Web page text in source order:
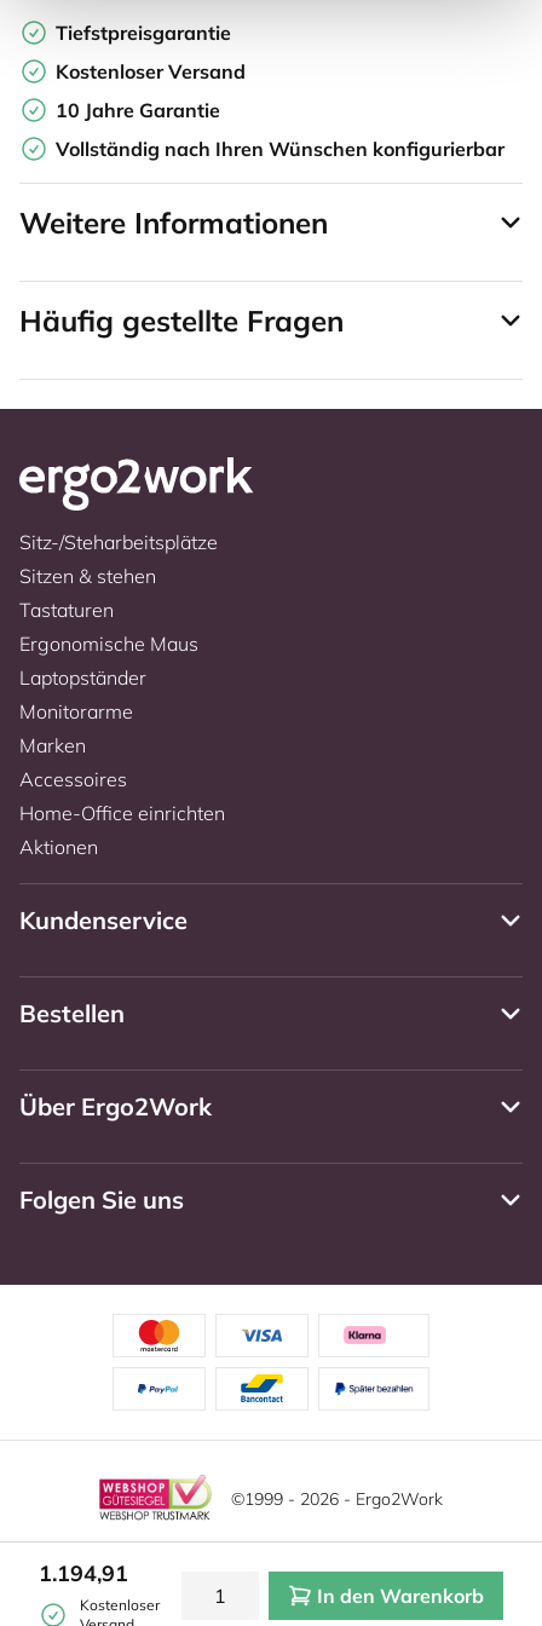
Tiefstpreisgarantie
Kostenloser Versand
10 Jahre Garantie
Vollständig nach Ihren Wünschen konfigurierbar
1.194,91
Kostenloser
In den Warenkorb
Weitere Informationen
Häufig gestellte Fragen
Sitz-/Steharbeitsplätze
Sitzen & stehen
Tastaturen
Ergonomische Maus
Laptopständer
Monitorarme
Marken
Accessoires
Home-Office einrichten
Aktionen
Kundenservice
Bestellen
Über Ergo2Work
Folgen Sie uns
©1999 - 2026 - Ergo2Work
Haftungsausschluss
Allgemeine Geschäftsbedingungen
Cookie-Einstellungen